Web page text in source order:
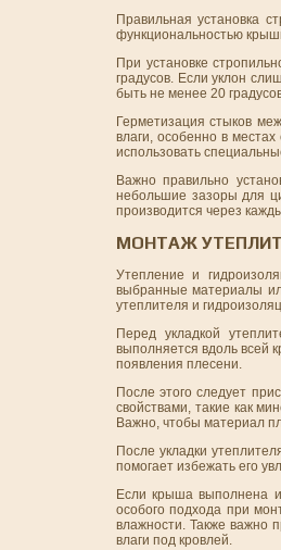
Правильная установка
функциональностью
При установке
градусов. Если уклон
быть не менее 20
Герметизация стыков
влаги, особенно в
использовать
Важно правильно
небольшие зазоры для
производится через
МОНТАЖ
Утепление и
выбранные материалы
утеплителя и
Перед укладкой
выполняется вдоль всей
появления плесени.
После этого следует
свойствами, такие как
Важно, чтобы материал
После укладки
помогает избежать его
Если крыша выполнена
особого подхода при
влажности. Также важно
влаги под кровлей.